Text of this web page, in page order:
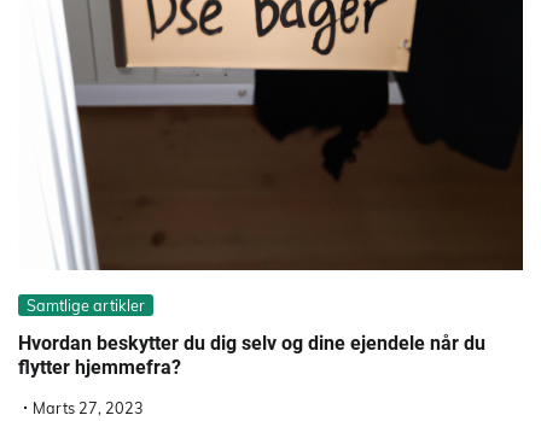
Samtlige artikler
Hvordan beskytter du dig selv og dine ejendele når du
flytter hjemmefra?
Marts 27, 2023